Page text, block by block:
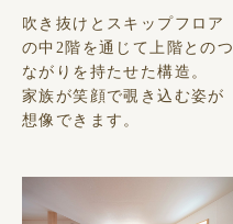
吹き抜けとスキップフロア
の中2階を通じて上階とのつ
ながりを持たせた構造。
家族が笑顔で覗き込む姿が
想像できます。